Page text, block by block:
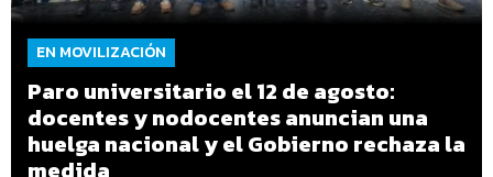
EN MOVILIZACIÓN
Paro universitario el 12 de agosto:
docentes y nodocentes anuncian una
huelga nacional y el Gobierno rechaza la